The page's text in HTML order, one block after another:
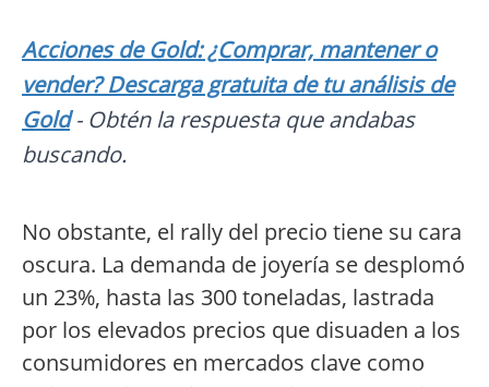
Acciones de Gold: ¿Comprar, mantener o
vender? Descarga gratuita de tu análisis de
Gold- Obtén la respuesta que andabas
buscando.
No obstante, el rally del precio tiene su cara
oscura. La demanda de joyería se desplomó
un 23%, hasta las 300 toneladas, lastrada
por los elevados precios que disuaden a los
consumidores en mercados clave como